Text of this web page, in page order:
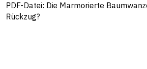
PDF-Datei: Die Marmorierte
Rückzug?